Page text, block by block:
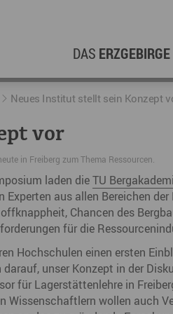
DAS ERZGEBIRGE
WIRTSCHAFTSREGION
im Erzgebirge
Wirtschaftsstandort
im Erzgebirge
Spaces im Erzgebirge
FILM
ERFOLGSGESCHICHTEN
Unternehmensgeschichten
ERZählt
Neues Institut stellt sein Konzept
vor
in Freiberg zum Thema Ressourcen.
laden dieTU
aus allen Bereichen
Chancen des
für die
Hochschulen einen ersten
unser Konzept in der
für Lagerstättenlehre in
Wissenschaftlern wollen auch